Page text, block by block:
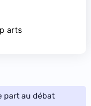
part au débat